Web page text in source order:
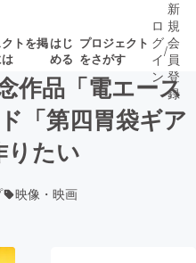
トを掲はじ
める
プロジェクト
をさがす
募集終了が近いプ
ロ
グ
イ
ン
/
新
規
会
員
登
録
作品「電エース
「第四胃袋ギア
りたい
映像・映画